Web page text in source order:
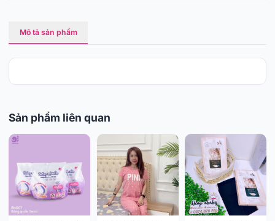
Mô tả sản phẩm
Sản phẩm liên quan